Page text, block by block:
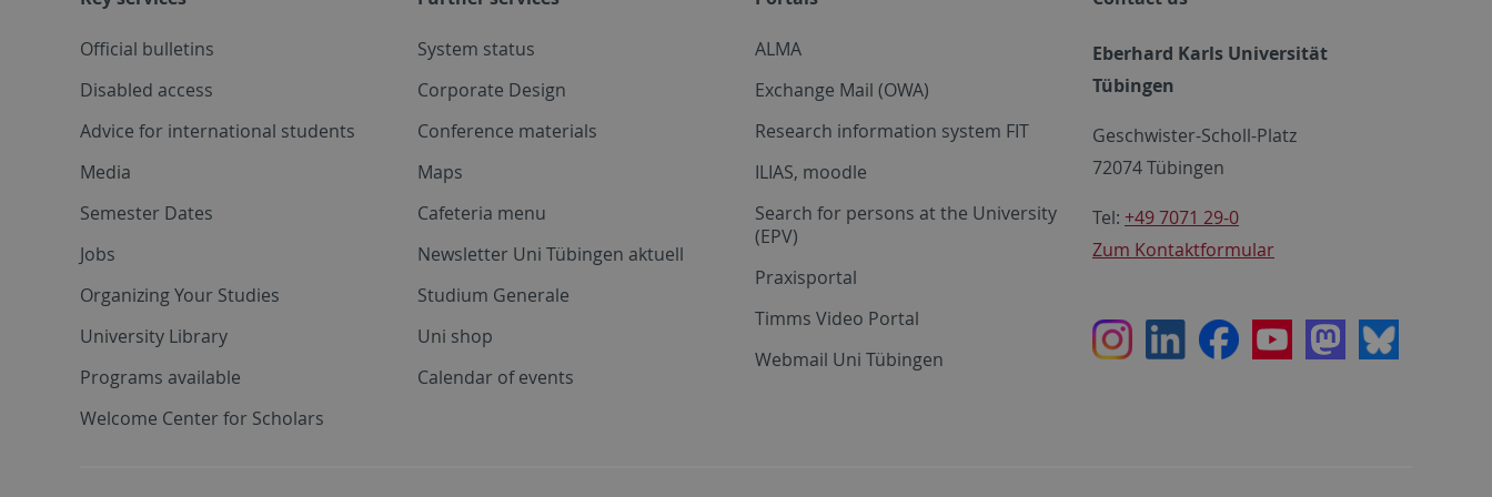
Official bulletins
Disabled access
Advice for international students
Media
Semester Dates
Jobs
Organizing Your Studies
University Library
Programs available
Welcome Center for Scholars
System status
Corporate Design
Conference materials
Maps
Cafeteria menu
Newsletter Uni Tübingen aktuell
Studium Generale
Uni shop
Calendar of events
ALMA
Exchange Mail (OWA)
Research information system FIT
ILIAS, moodle
Search for persons at the University
(EPV)
Praxisportal
Timms Video Portal
Webmail Uni Tübingen
Eberhard Karls Universität
Tübingen
Geschwister-Scholl-Platz
72074 Tübingen
Tel: +49 7071 29-0
Zum Kontaktformular
InstagramLinkedInFacebookYoutubeMastodon
Bluesky